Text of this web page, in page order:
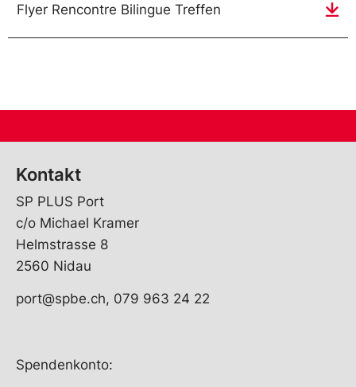
Flyer Rencontre Bilingue Treffen
Kontakt
SP PLUS Port
c/o Michael Kramer
Helmstrasse 8
2560 Nidau
port@spbe.ch, 079 963 24 22
Spendenkonto: